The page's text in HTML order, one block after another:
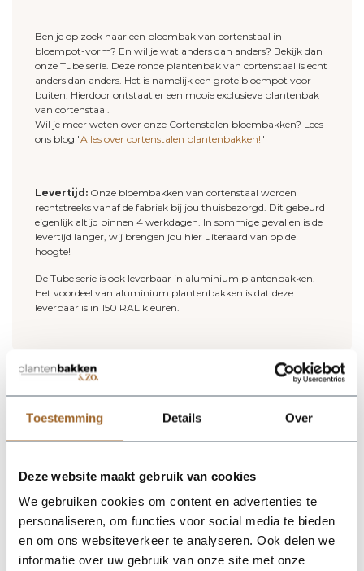
Toestemming Details Over
Deze website maakt gebruik van cookies
We gebruiken cookies om content en advertenties te
personaliseren, om functies voor social media te bieden
en om ons websiteverkeer te analyseren. Ook delen we
informatie over uw gebruik van onze site met onze
Ben je op zoek naar een bloembak van cortenstaal in
bloempot-vorm? En wil je wat anders dan anders? Bekijk dan
onze Tube serie. Deze ronde plantenbak van cortenstaal is echt
anders dan anders. Het is namelijk een grote bloempot voor
buiten. Hierdoor ontstaat er een mooie exclusieve plantenbak
van cortenstaal.
Wil je meer weten over onze Cortenstalen bloembakken? Lees
ons blog "Alles over cortenstalen plantenbakken!"
Levertijd: Onze bloembakken van cortenstaal worden
rechtstreeks vanaf de fabriek bij jou thuisbezorgd. Dit gebeurd
eigenlijk altijd binnen 4 werkdagen. In sommige gevallen is de
levertijd langer, wij brengen jou hier uiteraard van op de
hoogte!
De Tube serie is ook leverbaar in aluminium plantenbakken.
Het voordeel van aluminium plantenbakken is dat deze
leverbaar is in 150 RAL kleuren.
Op zoek naar een vakkundige
hulp?
Neem contact op of bezoek de showroom!